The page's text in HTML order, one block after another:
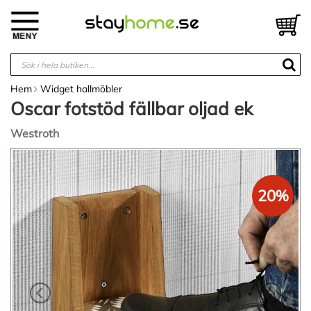
innehållet
Hem Widget hallmöbler
Oscar fotstöd fällbar oljad ek
Westroth
Hoppa
till
slutet
av
bildgalleriet
20%